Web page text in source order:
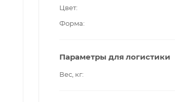
Цвет
Форма
Параметры для логистики
Вес, кг